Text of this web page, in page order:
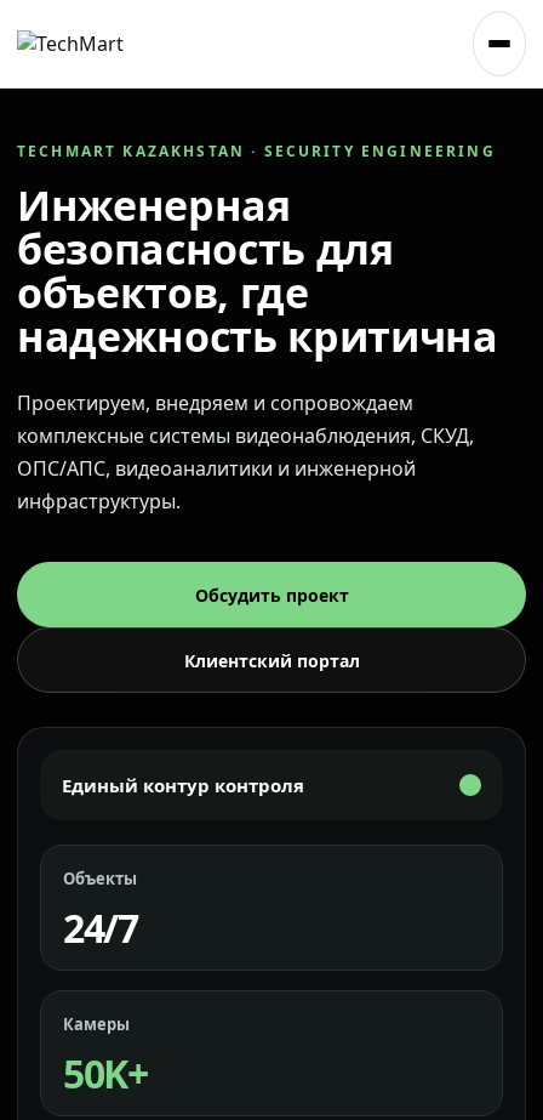
TECHMART KAZAKHSTAN · SECURITY ENGINEERING
Инженерная
безопасность для
объектов, где
надежность критична
Проектируем, внедряем и сопровождаем
комплексные системы видеонаблюдения, СКУД,
ОПС/АПС, видеоаналитики и инженерной
инфраструктуры.
Обсудить проект
Клиентский портал
Единый контур контроля
Объекты
24/7
Камеры
50K+